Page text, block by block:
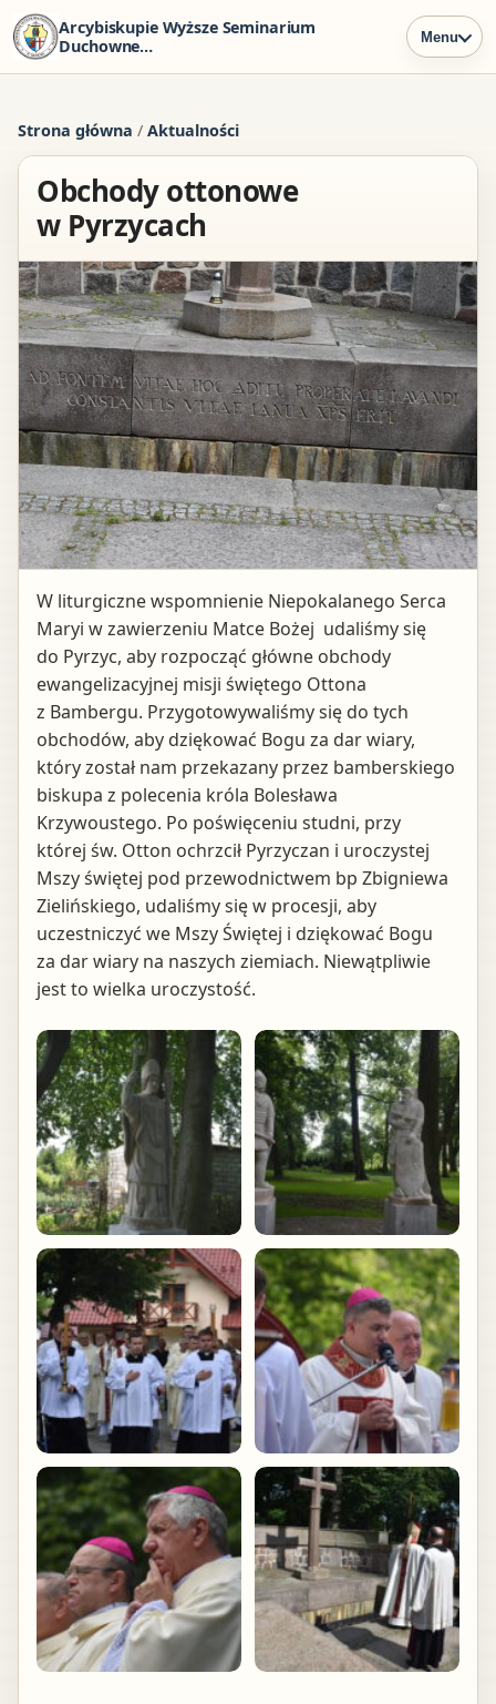
Arcybiskupie Wyższe Seminarium
Duchowne
Menu
Strona główna / Aktualności
Obchody ottonowe
w Pyrzycach
W liturgiczne wspomnienie Niepokalanego Serca
Maryi w zawierzeniu Matce Bożej udaliśmy się
do Pyrzyc, aby rozpocząć główne obchody
ewangelizacyjnej misji świętego Ottona
z Bambergu. Przygotowywaliśmy się do tych
obchodów, aby dziękować Bogu za dar wiary,
który został nam przekazany przez bamberskiego
biskupa z polecenia króla Bolesława
Krzywoustego. Po poświęceniu studni, przy
której św. Otton ochrzcił Pyrzyczan i uroczystej
Mszy świętej pod przewodnictwem bp Zbigniewa
Zielińskiego, udaliśmy się w procesji, aby
uczestniczyć we Mszy Świętej i dziękować Bogu
za dar wiary na naszych ziemiach. Niewątpliwie
jest to wielka uroczystość.